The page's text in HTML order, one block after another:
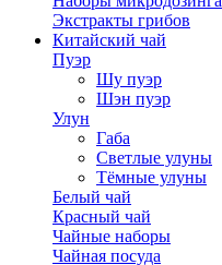
Экстракты грибов
Китайский чай
Пуэр
Шу пуэр
Шэн пуэр
Улун
Габа
Светлые улуны
Тёмные улуны
Белый чай
Красный чай
Чайные наборы
Чайная посуда